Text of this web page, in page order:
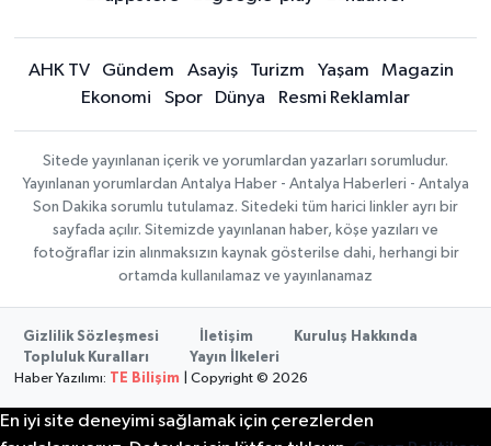
AHK TV Gündem Asayiş Turizm Yaşam
Magazin
Ekonomi
Spor Dünya Resmi Reklamlar
Sitede yayınlanan içerik ve yorumlardan yazarları sorumludur.
Yayınlanan yorumlardan Antalya Haber - Antalya Haberleri - Antalya
Son Dakika sorumlu tutulamaz. Sitedeki tüm harici linkler ayrı bir
sayfada açılır. Sitemizde yayınlanan haber, köşe yazıları ve
fotoğraflar izin alınmaksızın kaynak gösterilse dahi, herhangi bir
ortamda kullanılamaz ve yayınlanamaz
Gizlilik Sözleşmesi İletişim
Kuruluş Hakkında
Topluluk Kuralları
Yayın İlkeleri
Haber Yazılımı: TE Bilişim | Copyright © 2026
En iyi site deneyimi sağlamak için çerezlerden